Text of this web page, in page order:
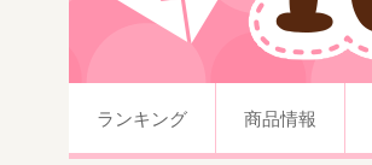
ランキング 商品情報